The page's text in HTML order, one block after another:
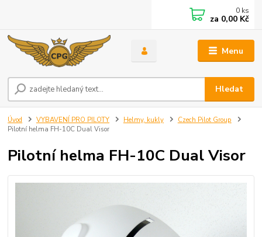
Menu
Hledat
0 ks
za 0,00 Kč
Úvod VYBAVENÍ PRO PILOTY Helmy, kukly
Czech Pilot Group
Pilotní helma FH-10C Dual Visor
Pilotní helma FH-10C Dual Visor